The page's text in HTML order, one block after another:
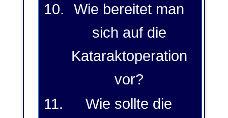
Wie bereitet man
sich auf die
Kataraktoperation
vor?
Wie sollte die